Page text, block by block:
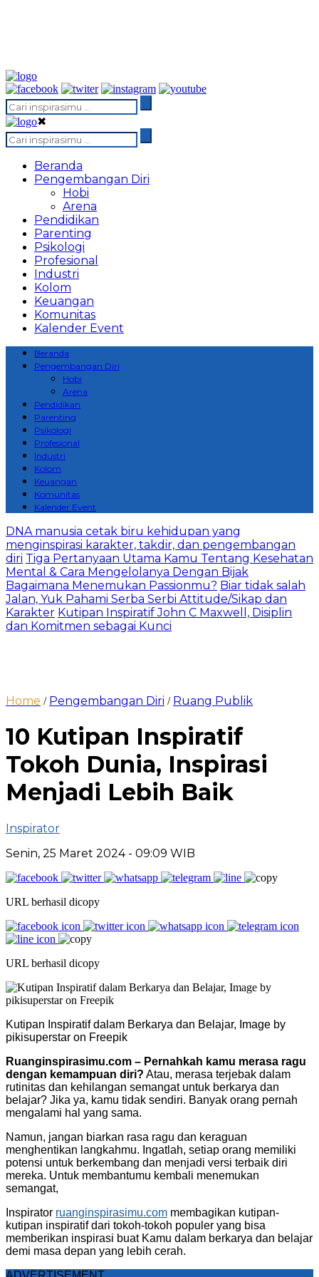
✖
Beranda
Pengembangan Diri
Hobi
Arena
Pendidikan
Parenting
Psikologi
Profesional
Industri
Kolom
Keuangan
Komunitas
Kalender Event
Beranda
Pengembangan Diri
Hobi
Arena
Pendidikan
Parenting
Psikologi
Profesional
Industri
Kolom
Keuangan
Komunitas
Kalender Event
DNA manusia cetak biru kehidupan yang
menginspirasi karakter, takdir, dan pengembangan
diri Tiga Pertanyaan Utama Kamu Tentang Kesehatan
Mental & Cara Mengelolanya Dengan Bijak
Bagaimana Menemukan Passionmu? Biar tidak salah
Jalan, Yuk Pahami Serba Serbi Attitude/Sikap dan
Karakter Kutipan Inspiratif John C Maxwell, Disiplin
dan Komitmen sebagai Kunci
Home / Pengembangan Diri / Ruang Publik
10 Kutipan Inspiratif
Tokoh Dunia, Inspirasi
Menjadi Lebih Baik
Inspirator
Senin, 25 Maret 2024 - 09:09 WIB
URL berhasil dicopy
URL berhasil dicopy
Kutipan Inspiratif dalam Berkarya dan Belajar, Image by
pikisuperstar on Freepik
Ruanginspirasimu.com – Pernahkah kamu merasa ragu
dengan kemampuan diri? Atau, merasa terjebak dalam
rutinitas dan kehilangan semangat untuk berkarya dan
belajar? Jika ya, kamu tidak sendiri. Banyak orang pernah
mengalami hal yang sama.
Namun, jangan biarkan rasa ragu dan keraguan
menghentikan langkahmu. Ingatlah, setiap orang memiliki
potensi untuk berkembang dan menjadi versi terbaik diri
mereka. Untuk membantumu kembali menemukan
semangat,
Inspirator ruanginspirasimu.com membagikan kutipan-
kutipan inspiratif dari tokoh-tokoh populer yang bisa
memberikan inspirasi buat Kamu dalam berkarya dan belajar
demi masa depan yang lebih cerah.